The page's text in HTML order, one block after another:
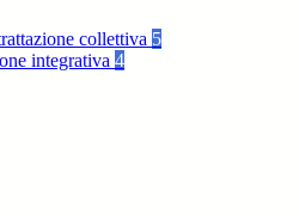
collettiva 5
integrativa 4